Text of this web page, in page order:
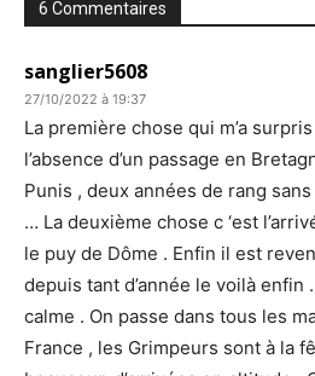
6 Commentaires
sanglier5608
27/10/2022 à 19:37
La première chose qui m’a
l’absence d’un passage en
Punis , deux années de rang
… La deuxième chose c ‘est
le puy de Dôme . Enfin il est
depuis tant d’année le voilà enfin
calme . On passe dans tous les
France , les Grimpeurs sont à la